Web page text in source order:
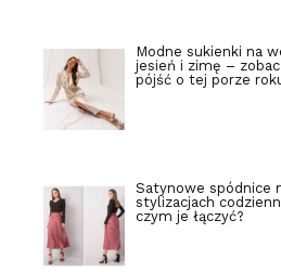
Modne sukienki na
jesień i zimę –
pójść o tej porze
Satynowe spódnice
stylizacjach
czym je łączyć?